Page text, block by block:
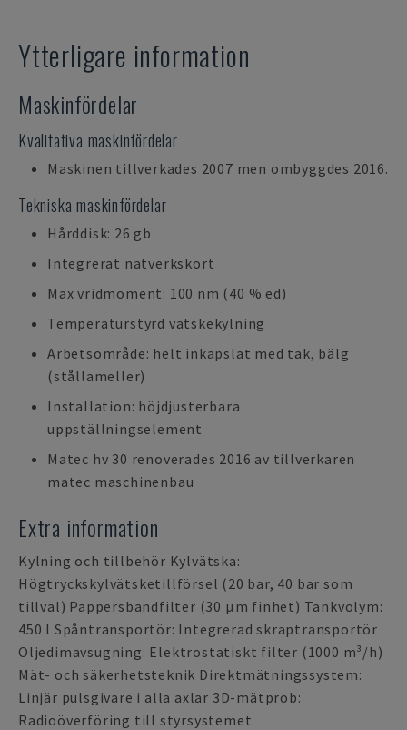
Ytterligare information
Maskinfördelar
Kvalitativa maskinfördelar
Maskinen tillverkades 2007 men ombyggdes 2016.
Tekniska maskinfördelar
Hårddisk: 26 gb
Integrerat nätverkskort
Max vridmoment: 100 nm (40 % ed)
Temperaturstyrd vätskekylning
Arbetsområde: helt inkapslat med tak, bälg
(stållameller)
Installation: höjdjusterbara
uppställningselement
Matec hv 30 renoverades 2016 av tillverkaren
matec maschinenbau
Extra information
Kylning och tillbehör Kylvätska:
Högtryckskylvätsketillförsel (20 bar, 40 bar som
tillval) Pappersbandfilter (30 µm finhet) Tankvolym:
450 l Spåntransportör: Integrerad skraptransportör
Oljedimavsugning: Elektrostatiskt filter (1000 m³/h)
Mät- och säkerhetsteknik Direktmätningssystem:
Linjär pulsgivare i alla axlar 3D-mätprob:
Radioöverföring till styrsystemet